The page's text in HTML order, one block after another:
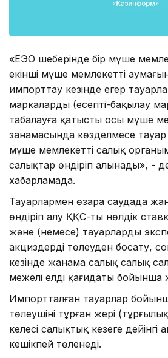
«ЕЭО шеңберінде бір мүше
екінші мүше мемлекеттің
импорттау кезінде егер
маркаларды (есепті-бақылау
таңбалауға қатысты осы мүше
заңнамасында көзделмесе
мүше мемлекеттің салық
салықтар өндіріп алынады», -
хабарламада.
Тауарлармен өзара саудада
өндіріп алу ҚҚС-тың нөлдік
және (немесе) тауарлардың
акциздерді төлеуден босату,
кезінде жанама салық салық
межелі елдің қағидаты
Импортталған тауарлар
төлеушінің тұрған жері
келесі салықтық кезеңге дейінгі
кешікпей төленеді.